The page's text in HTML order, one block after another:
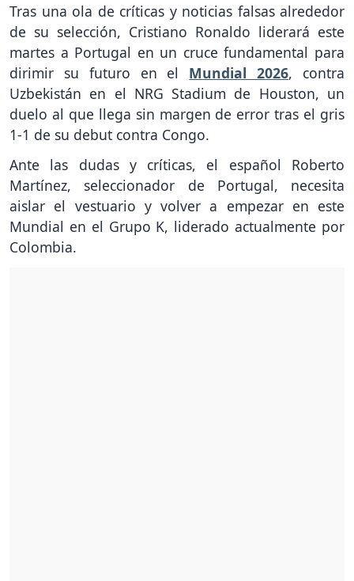
Tras una ola de críticas y noticias falsas alrededor
de su selección, Cristiano Ronaldo liderará este
martes a Portugal en un cruce fundamental para
dirimir su futuro en el Mundial 2026, contra
Uzbekistán en el NRG Stadium de Houston, un
duelo al que llega sin margen de error tras el gris
1-1 de su debut contra Congo.
Ante las dudas y críticas, el español Roberto
Martínez, seleccionador de Portugal, necesita
aislar el vestuario y volver a empezar en este
Mundial en el Grupo K, liderado actualmente por
Colombia.